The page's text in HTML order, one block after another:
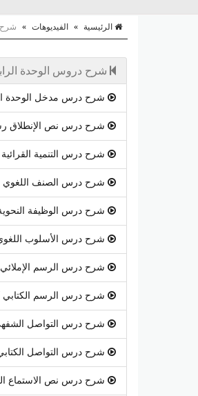
الرئيسية » الفيديوهات » شرح
شرح دروس الوحدة
شرح درس مدخل الوحدة
شرح درس نص الإنطلاق
شرح درس التنمية القرائية
شرح درس الصنف اللغوي
شرح درس الوظيفة
شرح درس الأسلوب
شرح درس الرسم الإملائي
شرح درس الرسم الكتابي
شرح درس التواصل
شرح درس التواصل
شرح درس نص الاستماع